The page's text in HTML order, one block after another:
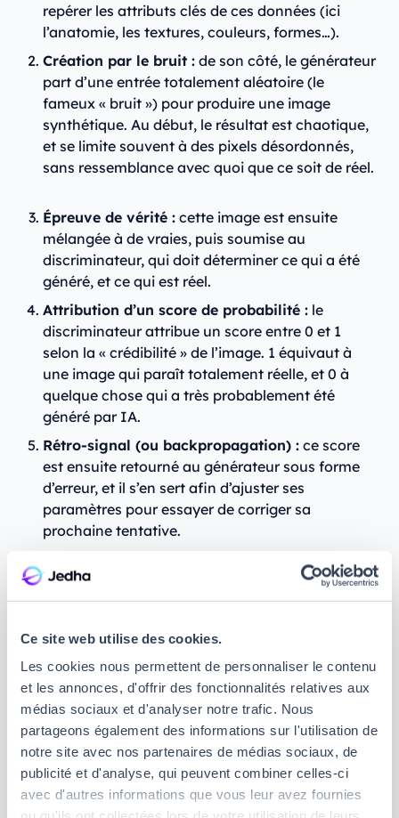
Ce site web utilise des cookies.
Les cookies nous permettent de personnaliser le contenu
et les annonces, d'offrir des fonctionnalités relatives aux
médias sociaux et d'analyser notre trafic. Nous
partageons également des informations sur l'utilisation de
notre site avec nos partenaires de médias sociaux, de
publicité et d'analyse, qui peuvent combiner celles-ci
avec d'autres informations que vous leur avez fournies
repérer les attributs clés de ces données (ici
l’anatomie, les textures, couleurs, formes…).
Création par le bruit : de son côté, le générateur
part d’une entrée totalement aléatoire (le
fameux « bruit ») pour produire une image
synthétique. Au début, le résultat est chaotique,
et se limite souvent à des pixels désordonnés,
sans ressemblance avec quoi que ce soit de réel.
Épreuve de vérité : cette image est ensuite
mélangée à de vraies, puis soumise au
discriminateur, qui doit déterminer ce qui a été
généré, et ce qui est réel.
Attribution d’un score de probabilité : le
discriminateur attribue un score entre 0 et 1
selon la « crédibilité » de l’image. 1 équivaut à
une image qui paraît totalement réelle, et 0 à
quelque chose qui a très probablement été
généré par IA.
Rétro-signal (ou backpropagation) : ce score
est ensuite retourné au générateur sous forme
d’erreur, et il s’en sert afin d’ajuster ses
paramètres pour essayer de corriger sa
prochaine tentative.
ce duel se répète des
milliers de fois. Et plus il dure, plus les réseaux
antagonistes s’améliorent. Mais lorsque le
plusieurs tours, le travail s’arrête car on
considère qu’il a atteint son objectif : tromper le
discriminateur en réussissant à générer des
données synthétiques indiscernables du réel.
Quels langages pour développer un
réseau antagoniste génératif ?